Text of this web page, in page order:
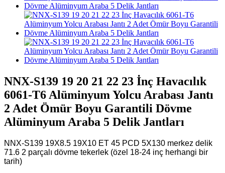
NNX-S139 19 20 21 22 23 İnç Havacılık
6061-T6 Alüminyum Yolcu Arabası Jantı
2 Adet Ömür Boyu Garantili Dövme
Alüminyum Araba 5 Delik Jantları
NNX-S139 19X8.5 19X10 ET 45 PCD 5X130 merkez delik
71.6 2 parçalı dövme tekerlek (özel 18-24 inç herhangi bir
tarih)